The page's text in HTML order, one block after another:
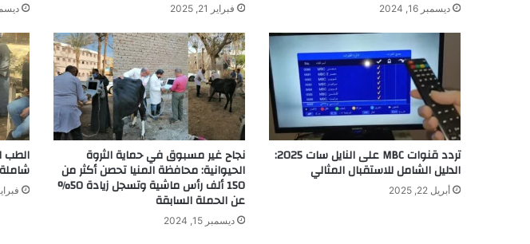
ديسمبر 16, 2024 فبراير 21, 2025 ديسمبر
تردد قنوات MBC على النايل سات 2025:
الدليل الشامل للاستقبال المثالي
أبريل 22, 2025
نجاح غير مسبوق في حماية الثروة
الحيوانية: محافظة المنيا تحصن أكثر من
150 ألف رأس ماشية وتسجل زيادة 50%
عن الحملة السابقة
ديسمبر 15, 2024
الطب
فبراير 23,